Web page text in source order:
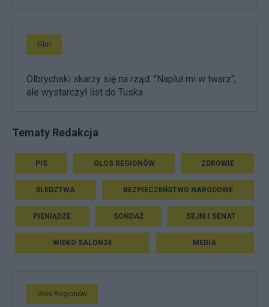
Film
Olbrychski skarży się na rząd. "Napluł mi w twarz",
ale wystarczył list do Tuska
Tematy Redakcja
PIS GŁOS REGIONÓW ZDROWIE
ŚLEDZTWA BEZPIECZEŃSTWO NARODOWE
PIENIĄDZE SONDAŻ SEJM I SENAT
WIDEO SALON24 MEDIA
Głos Regionów